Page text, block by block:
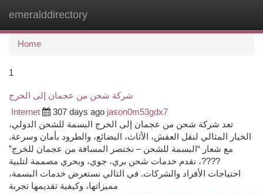
emeralddirectory
Home
1
شركة شحن من عجمان إلى الخرج
Internet 307 days ago jason0m53gdx7
تعد شركة شحن من عجمان إلى الخرج البسمة للشحن الدولي،
الخيار المثالي لنقل العفش، الأثاث، البضائع، والطرود بأمان وسرعة.
مع شعار “البسمة للشحن – نختصر المسافة من عجمان للخرج”
????، نقدم خدمات شحن بري، جوي، وبحري مصممة لتلبية
احتياجات الأفراد والشركات. في التالي نستعرض خدمات البسمة،
مميزاتها، وكيفية تقديمها تجربة